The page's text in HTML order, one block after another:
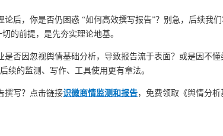
论后，你是否仍困惑 “如何高效撰写报告”？别急，后续我
的前提，是先夯实理论地基。
是否因忽视舆情基础分析，导致报告流于表面？或是因不
续的监测、写作、工具使用更有章法。
撰写？点击链接识微商情监测和报告，免费领取《舆情分